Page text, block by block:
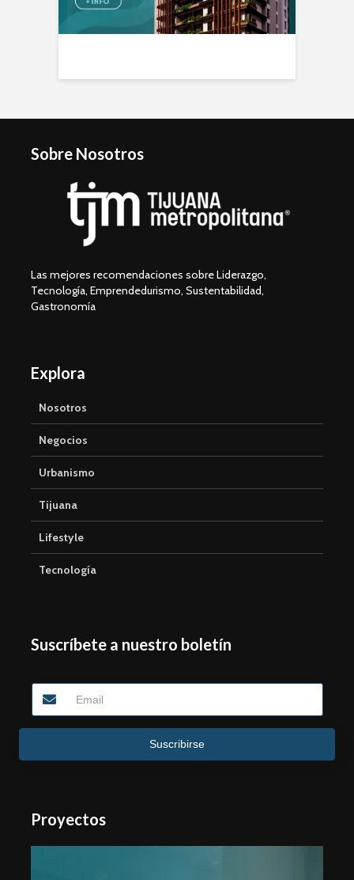
Sobre Nosotros
Las mejores recomendaciones sobre Liderazgo,
Tecnología, Emprendedurismo, Sustentabilidad,
Gastronomía
Explora
Nosotros
Negocios
Urbanismo
Tijuana
Lifestyle
Tecnología
Suscríbete a nuestro boletín
Suscribirse
Proyectos